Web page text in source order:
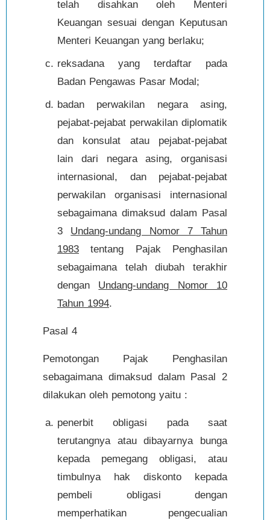
telah disahkan oleh Menteri
Keuangan sesuai dengan Keputusan
Menteri Keuangan yang berlaku;
reksadana yang terdaftar pada
Badan Pengawas Pasar Modal;
badan perwakilan negara asing,
pejabat-pejabat perwakilan diplomatik
dan konsulat atau pejabat-pejabat
lain dari negara asing, organisasi
internasional, dan pejabat-pejabat
perwakilan organisasi internasional
sebagaimana dimaksud dalam Pasal
3 Undang-undang Nomor 7 Tahun
1983 tentang Pajak Penghasilan
sebagaimana telah diubah terakhir
dengan Undang-undang Nomor 10
Tahun 1994.
Pasal 4
Pemotongan Pajak Penghasilan
sebagaimana dimaksud dalam Pasal 2
dilakukan oleh pemotong yaitu :
penerbit obligasi pada saat
terutangnya atau dibayarnya bunga
kepada pemegang obligasi, atau
timbulnya hak diskonto kepada
pembeli obligasi dengan
memperhatikan pengecualian